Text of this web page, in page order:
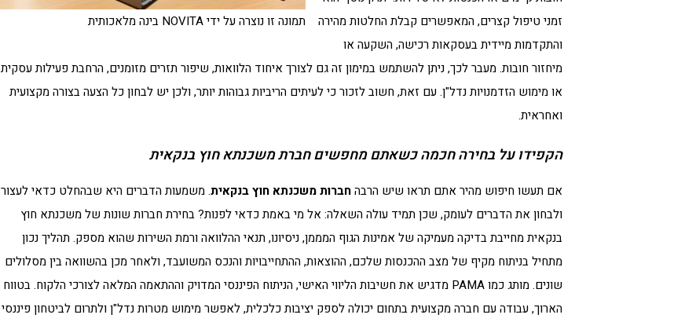
תמונה זו נוצרה על ידי NOVITA בינה מלאכותית
זמני טיפול קצרים, המאפשרים קבלת החלטות מהירה
והתקדמות מיידית בעסקאות רכישה, השקעה או
מיחזור חובות. מעבר לכך, ניתן להשתמש במימון זה גם לצורך איחוד הלוואות, שיפור תזרים מזומנים, הרחבת פעילות עסקית
או מימוש הזדמנויות נדל"ן. עם זאת, חשוב לזכור כי לעיתים הריביות גבוהות יותר, ולכן יש לבחון כל הצעה בצורה מקצועית
ואחראית.
הקפידו על בחירה חכמה כשאתם מחפשים חברת משכנתא חוץ בנקאית
אם תעשו חיפוש מהיר אתם תראו שיש הרבהחברות משכנתא חוץ בנקאית. משמעות הדברים היא שבהחלט כדאי לעצור
ולבחון את הדברים לעומק, שכן תמיד עולה השאלה: אל מי באמת כדאי לפנות? בחירת חברות שונות של משכנתא חוץ
בנקאית מחייבת בדיקה מעמיקה של אמינות הגוף המממן, ניסיונו, תנאי ההלוואה ורמת השירות שהוא מספק. תהליך נכון
מתחיל בניתוח מקיף של מצב ההכנסות שלכם, ההוצאות, ההתחייבויות והנכס המשועבד, ולאחר מכן בהשוואה בין מסלולים
שונים. מותג כמו PAMA מדגיש את חשיבות הליווי האישי, הניתוח הפיננסי המדויק וההתאמה המלאה לצורכי הלקוח. בטווח
הארוך, עבודה עם חברה מקצועית בתחום יכולה לספק יציבות כלכלית, לאפשר מימוש מטרות נדל"ן ולתרום לביטחון פיננסי